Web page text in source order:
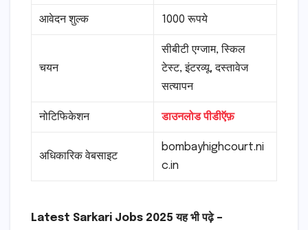
आवेदन शुल्क 1000 रूपये
चयन
सीबीटी एग्जाम, स्किल
टेस्ट, इंटरव्यू, दस्तावेज
सत्यापन
नोटिफिकेशन डाउनलोड पीडीऍफ़
अधिकारिक वेबसाइट
bombayhighcourt.ni
c.in
Latest Sarkari Jobs 2025 यह भी पढ़े –